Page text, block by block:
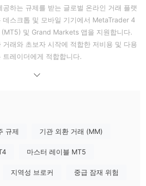
공하는 규제를 받는 글로벌 온라인 거래 플랫
데스크톱 및 모바일 기기에서 MetaTrader 4
및 Grand Markets 앱을 지원합니다.
거래와 초보자 시작에 적합한 저비용 및 다용
트레이더에게 적합합니다.
투자 위원회(ASIC), 모리셔스 금융 서비스 위
엇을 거래할 수 있나요?
페어), 원자재, 암호화폐, 그리고 주식
규제 기관 외환 거래 (MM)
마스터 레이블 MT5
지역성 브로커 중급 잠재 위험